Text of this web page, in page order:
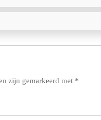
zijn gemarkeerd met *